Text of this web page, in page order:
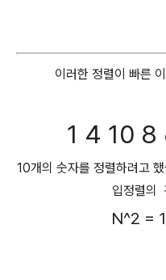
이러한 정렬이 빠른
1 4 10
10개의 숫자를 정렬하려고
입정렬의
N^2 =